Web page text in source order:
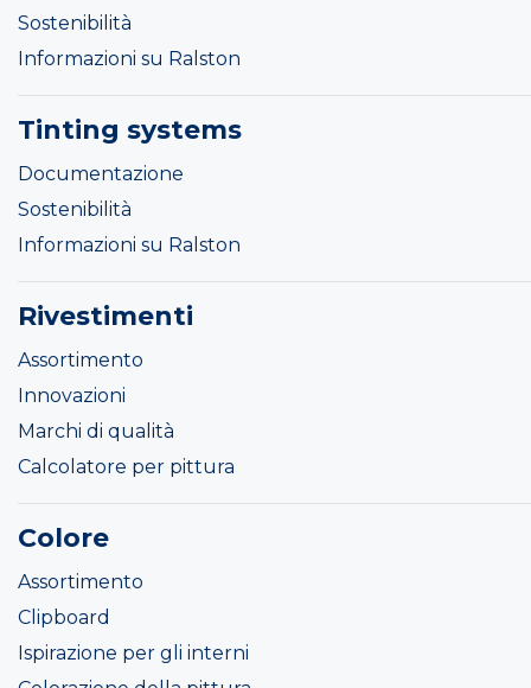
Sostenibilità
Informazioni su Ralston
Tinting systems
Documentazione
Sostenibilità
Informazioni su Ralston
Rivestimenti
Assortimento
Innovazioni
Marchi di qualità
Calcolatore per pittura
Colore
Assortimento
Clipboard
Ispirazione per gli interni